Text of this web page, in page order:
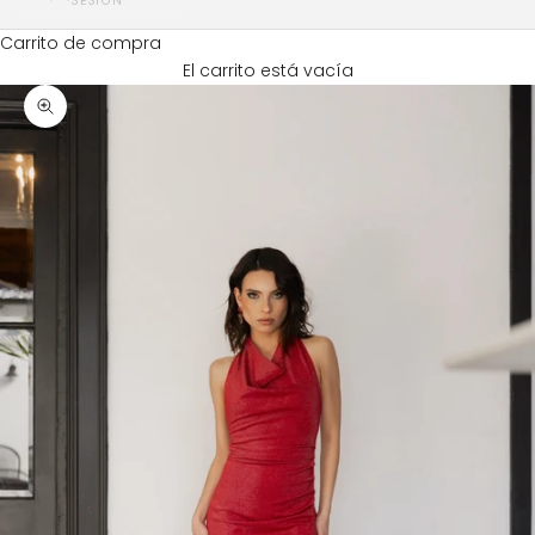
Carrito de compra
El carrito está vacía
Zoom